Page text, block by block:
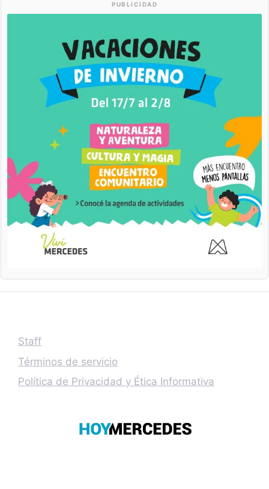
PUBLICIDAD
Staff
Términos de servicio
Política de Privacidad y Ética Informativa